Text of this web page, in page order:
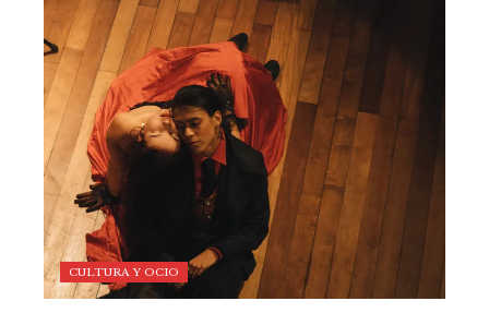
CULTURA Y OCIO